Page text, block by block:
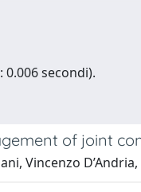
secondi).
of joint
Vincenzo